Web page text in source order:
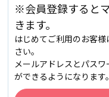
※会員登録すると
きます。
はじめてご利用のお客
さい。
メールアドレスとパス
ができるようになります。